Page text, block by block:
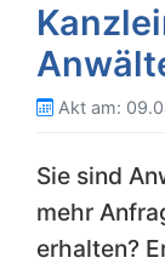
Akt am:
Sie sind
mehr
erhalten?